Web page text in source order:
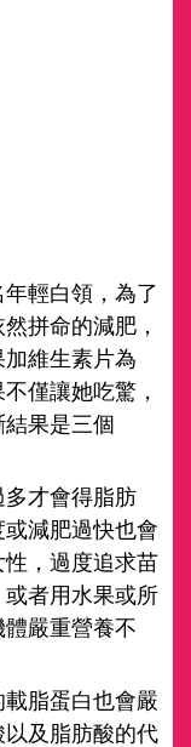
輕白領，為了
拼命的減肥，
維生素片為
僅讓她吃驚，
果是三個
才會得脂肪
減肥過快也會
，過度追求苗
者用水果或所
嚴重營養不
脂蛋白也會嚴
及脂肪酸的代